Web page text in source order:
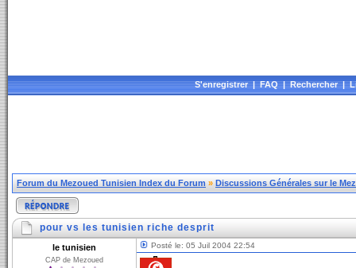
S'enregistrer|FAQ|Rechercher|
Forum du Mezoued Tunisien Index du Forum » Discussions Générales sur le
pour vs les tunisien riche desprit
le tunisien
CAP de Mezoued
Posté le: 05 Juil 2004 22:54